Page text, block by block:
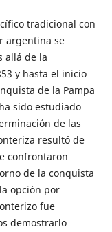
tradicional con
argentina se
allá de la
y hasta el inicio
de la Pampa
sido estudiado
de las
resultó de
confrontaron
de la conquista
opción por
fue
demostrarlo